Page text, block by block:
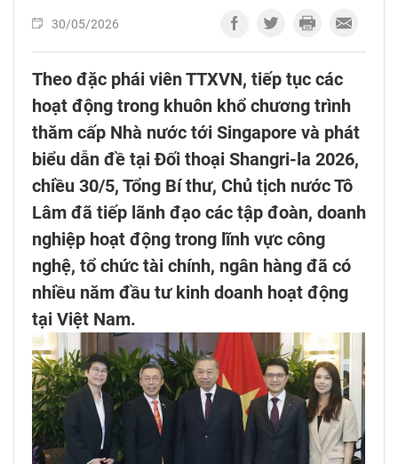
30/05/2026
Theo đặc phái viên TTXVN, tiếp tục các
hoạt động trong khuôn khổ chương trình
thăm cấp Nhà nước tới Singapore và phát
biểu dẫn đề tại Đối thoại Shangri-la 2026,
chiều 30/5, Tổng Bí thư, Chủ tịch nước Tô
Lâm đã tiếp lãnh đạo các tập đoàn, doanh
nghiệp hoạt động trong lĩnh vực công
nghệ, tổ chức tài chính, ngân hàng đã có
nhiều năm đầu tư kinh doanh hoạt động
tại Việt Nam.